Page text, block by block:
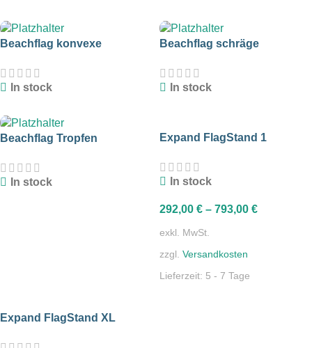
Beachflag konvexe
In stock
Beachflag schräge
In stock
Beachflag Tropfen
In stock
Expand FlagStand 1
In stock
292,00 € – 793,00 €
exkl. MwSt.
zzgl. Versandkosten
Lieferzeit: 5 - 7 Tage
Expand FlagStand XL